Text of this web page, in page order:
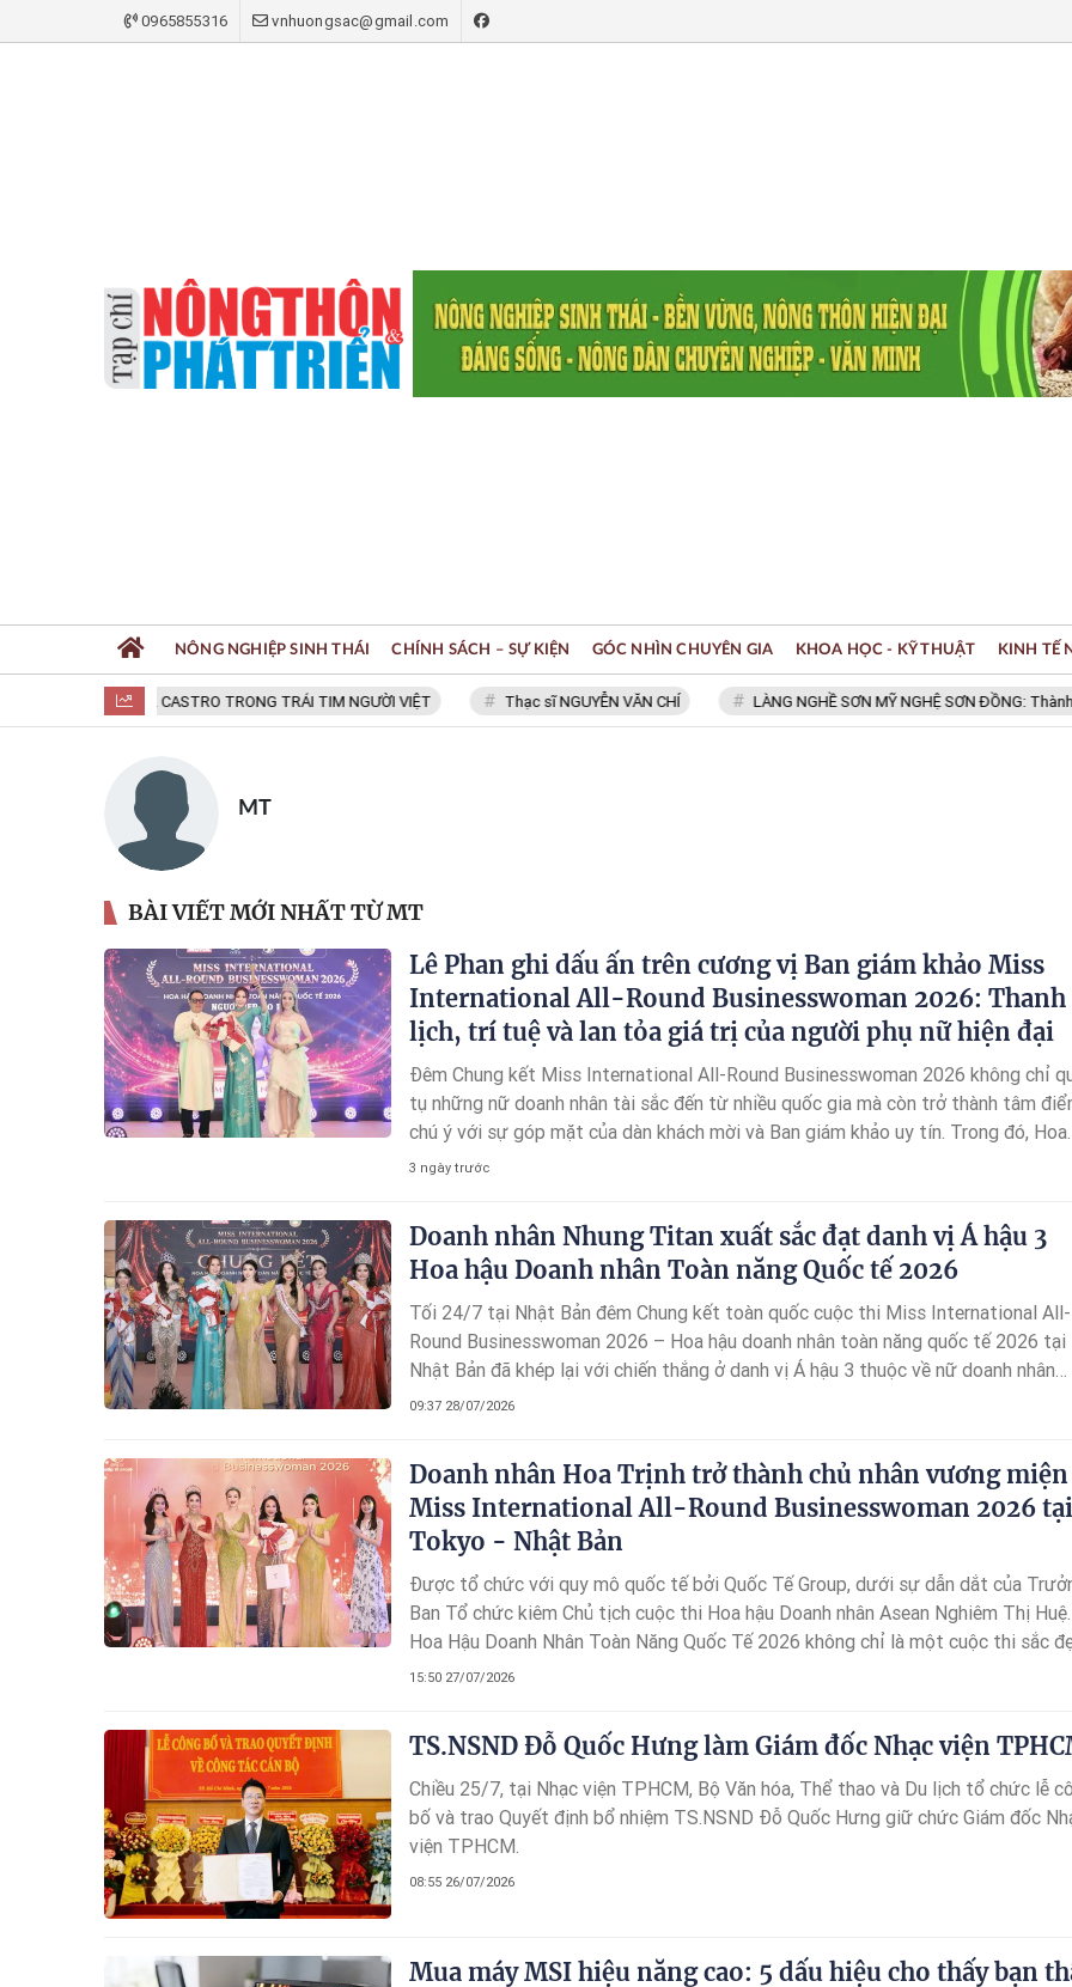
0965855316 vnhuongsac@gmail.com
FIDEL CASTRO TRONG TRÁI TIM NGƯỜI VIỆT Thạc sĩ NGUYỄN VĂN CHÍ LÀNG NGHỀ SƠN MỸ NGHỆ SƠN ĐỒNG: Thành
NÔNG NGHIỆP SINH THÁI CHÍNH SÁCH – SỰ KIỆN GÓC NHÌN CHUYÊN GIA KHOA HỌC - KỸ THUẬT KINH TẾ
MT
BÀI VIẾT MỚI NHẤT TỪ MT
Lê Phan ghi dấu ấn trên cương vị Ban giám khảo Miss
International All-Round Businesswoman 2026: Thanh
lịch, trí tuệ và lan tỏa giá trị của người phụ nữ hiện đại
Đêm Chung kết Miss International All-Round Businesswoman 2026 không chỉ
tụ những nữ doanh nhân tài sắc đến từ nhiều quốc gia mà còn trở thành tâm
chú ý với sự góp mặt của dàn khách mời và Ban giám khảo uy tín. Trong đó, Hoa
hậu – Nhà sáng lập Cộng đồng Ươm mầm yêu thương Lê Phan là một trong
trọng cùng những đóng góp tích cực trong vai trò "cầm cân nảy mực".
3 ngày trước
Doanh nhân Nhung Titan xuất sắc đạt danh vị Á hậu 3
Hoa hậu Doanh nhân Toàn năng Quốc tế 2026
Tối 24/7 tại Nhật Bản đêm Chung kết toàn quốc cuộc thi Miss International All-
Round Businesswoman 2026 – Hoa hậu doanh nhân toàn năng quốc tế 2026 tại
Nhật Bản đã khép lại với chiến thắng ở danh vị Á hậu 3 thuộc về nữ doanh nhân
09:37 28/07/2026
Doanh nhân Hoa Trịnh trở thành chủ nhân vương miện
Miss International All-Round Businesswoman 2026 tại
Tokyo - Nhật Bản
Được tổ chức với quy mô quốc tế bởi Quốc Tế Group, dưới sự dẫn dắt của
Ban Tổ chức kiêm Chủ tịch cuộc thi Hoa hậu Doanh nhân Asean Nghiêm Thị Huệ.
Hoa Hậu Doanh Nhân Toàn Năng Quốc Tế 2026 không chỉ là một cuộc thi sắc
mà còn là hành trình tôn vinh những nữ doanh nhân hiện đại – những người hội tụ
15:50 27/07/2026
TS.NSND Đỗ Quốc Hưng làm Giám đốc Nhạc viện
Chiều 25/7, tại Nhạc viện TPHCM, Bộ Văn hóa, Thể thao và Du lịch tổ chức lễ
bố và trao Quyết định bổ nhiệm TS.NSND Đỗ Quốc Hưng giữ chức Giám đốc
viện TPHCM.
08:55 26/07/2026
Mua máy MSI hiệu năng cao: 5 dấu hiệu cho thấy bạn